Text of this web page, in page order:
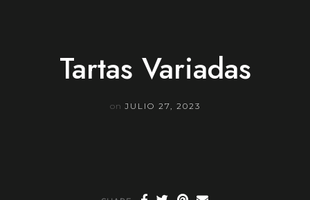
Tartas Variadas
on JULIO 27, 2023